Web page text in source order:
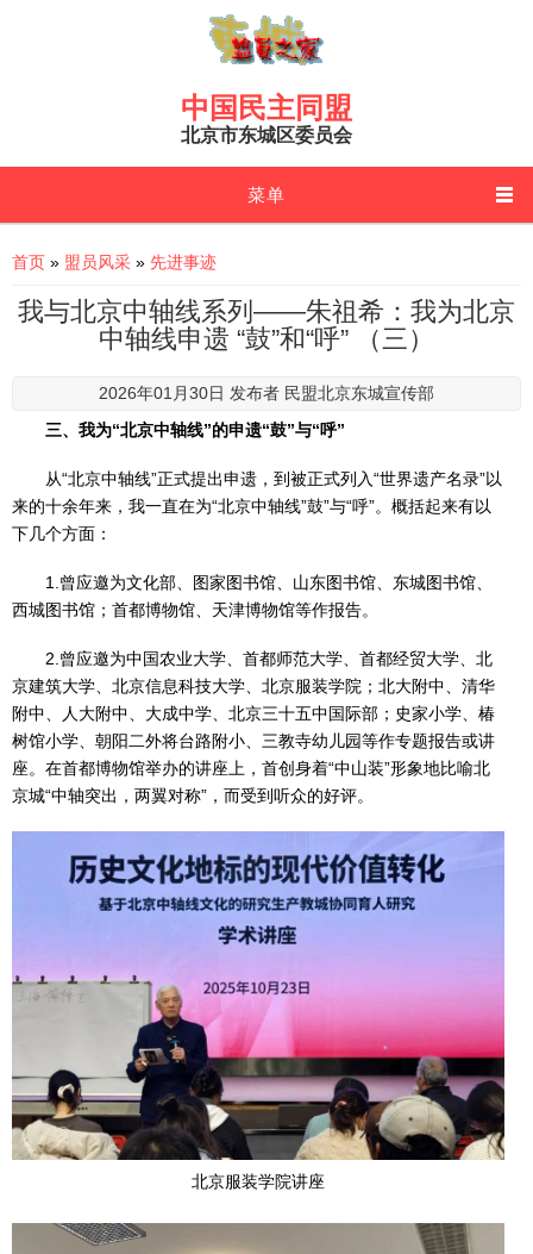
中国民主同盟
北京市东城区委员会
菜单
You are here
首页 » 盟员风采 » 先进事迹
我与北京中轴线系列——朱祖希：我为北京
中轴线申遗 “鼓”和“呼” （三）
2026年01月30日 发布者 民盟北京东城宣传部
三、我为“北京中轴线”的申遗“鼓”与“呼”
从“北京中轴线”正式提出申遗，到被正式列入“世界遗产名录”以
来的十余年来，我一直在为“北京中轴线”鼓”与“呼”。概括起来有以
下几个方面：
1.曾应邀为文化部、图家图书馆、山东图书馆、东城图书馆、
西城图书馆；首都博物馆、天津博物馆等作报告。
2.曾应邀为中国农业大学、首都师范大学、首都经贸大学、北
京建筑大学、北京信息科技大学、北京服装学院；北大附中、清华
附中、人大附中、大成中学、北京三十五中国际部；史家小学、椿
树馆小学、朝阳二外将台路附小、三教寺幼儿园等作专题报告或讲
座。在首都博物馆举办的讲座上，首创身着“中山装”形象地比喻北
京城“中轴突出，两翼对称”，而受到听众的好评。
北京服装学院讲座